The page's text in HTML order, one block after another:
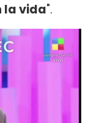
la vida".